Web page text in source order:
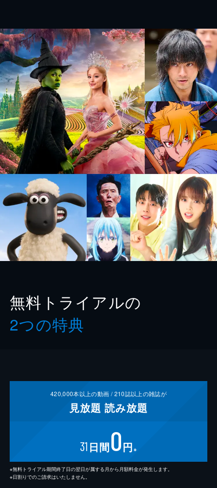
無料トライアルの
2つの特典
420,000本以上の動画 /210誌以上の雑誌が
見放題 読み放題
31 日間0円 ※
※無料トライアル期間終了日の翌日が属する月から月額料金が発生します。
※日割りでのご請求はいたしません。